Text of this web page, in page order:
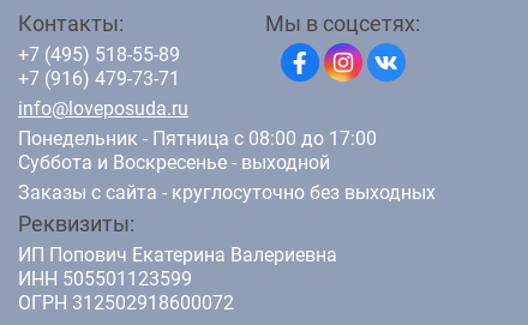
Контакты:
+7 (495) 518-55-89
+7 (916) 479-73-71
info@loveposuda.ru
Понедельник - Пятница с 08:00 до 17:00
Суббота и Воскресенье - выходной
Заказы с сайта - круглосуточно без выходных
Реквизиты:
ИП Попович Екатерина Валериевна
ИНН 505501123599
ОГРН 312502918600072
Мы в соцсетях: